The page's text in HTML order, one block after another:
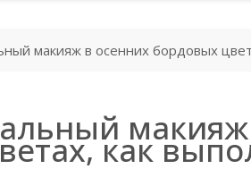
макияж в осенних бордовых
как